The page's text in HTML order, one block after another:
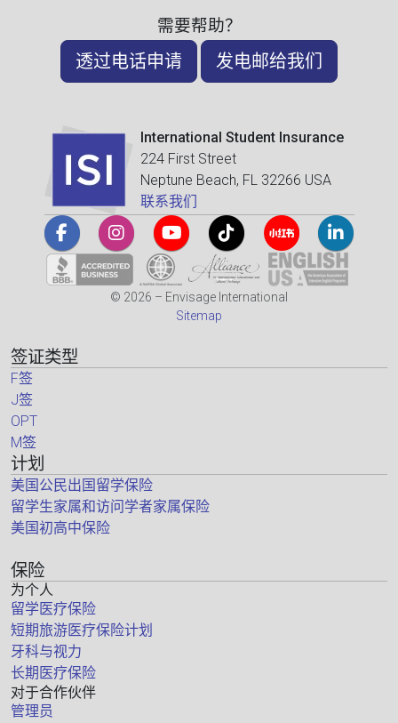
需要帮助？
透过电话申请 发电邮给我们
International Student Insurance
224 First Street
Neptune Beach, FL 32266 USA
联系我们
© 2026 – Envisage International
Sitemap
签证类型
F签
J签
OPT
M签
计划
美国公民出国留学保险
留学生家属和访问学者家属保险
美国初高中保险
保险
为个人
留学医疗保险
短期旅游医疗保险计划
牙科与视力
长期医疗保险
对于合作伙伴
管理员